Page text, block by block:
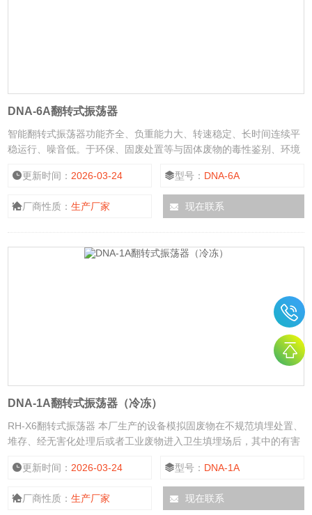
DNA-6A翻转式振荡器
智能翻转式振荡器功能齐全、负重能力大、转速稳定、长时间连续平
稳运行、噪音低。于环保、固废处置等与固体废物的毒性鉴别、环境
督、食品及药品分析。
更新时间： 2026-03-24 型号： DNA-6A
厂商性质：生产厂家 现在联系
DNA-1A翻转式振荡器（冷冻）
RH-X6翻转式振荡器 本厂生产的设备模拟固废物在不规范填埋处置、
堆存、经无害化处理后或者工业废物进入卫生填埋场后，其中的有害
的过程。能对润滑油类或者含油量高的污泥进行无机和有机毒性浸
出，并提供相应方法。用于废催化剂、土壤样品等固体物质浸提液的
制备。符合标准《固体废物浸出毒性浸出方法硫酸硝酸法》
更新时间： 2026-03-24 型号： DNA-1A
厂商性质：生产厂家 现在联系